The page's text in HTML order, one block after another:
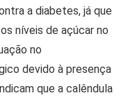
a diabetes, já que
níveis de açúcar no
no
devido à presença
que a calêndula